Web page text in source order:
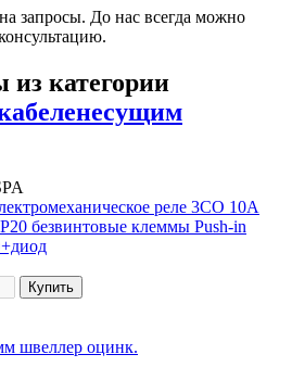
запросы. До нас всегда можно
из категории
реле 3CO 10A
безвинтовые клеммы Push-in
швеллер оцинк.